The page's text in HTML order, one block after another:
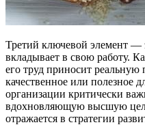
Третий ключевой элемент —
вкладывает в свою работу.
его труд приносит реальную
качественное или полезное
организации критически
вдохновляющую высшую
отражается в стратегии